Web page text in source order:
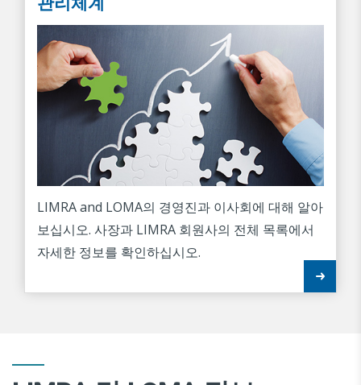
LIMRA and LOMA의 경영진과 이사회에 대해 알아
보십시오. 사장과 LIMRA 회원사의 전체 목록에서
자세한 정보를 확인하십시오.